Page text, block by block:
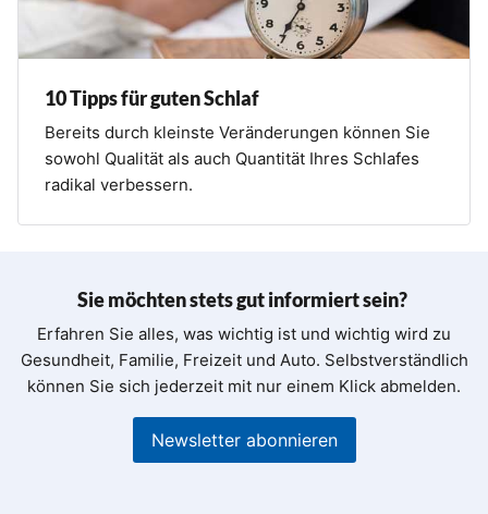
10 Tipps für guten Schlaf
Bereits durch kleinste Veränderungen können Sie
sowohl Qualität als auch Quantität Ihres Schlafes
radikal verbessern.
Sie möchten stets gut informiert sein?
Erfahren Sie alles, was wichtig ist und wichtig wird zu
Gesundheit, Familie, Freizeit und Auto. Selbstverständlich
können Sie sich jederzeit mit nur einem Klick abmelden.
Newsletter abonnieren